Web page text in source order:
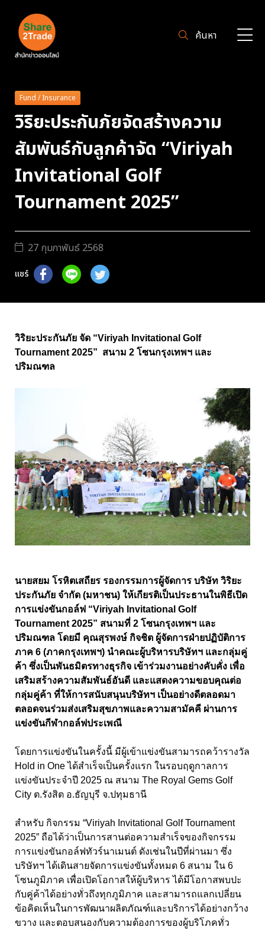
ค้นหา
Fund / Insurance
วิริยะประกันภัยจัดสร้างความ
สัมพันธ์กับลูกค้าจัด “Viriyah
Invitational Golf
Tournament 2025”
27 กุมภาพันธ์ 2568
แชร์
วิริยะประกันภัย จัด “Viriyah Invitational Golf
Tournament 2025” สนาม 2 โซนกรุงเทพฯ และ
ปริมณฑล
นายสยม โรหิตเสถียร รองกรรมการผู้จัดการ บริษัท วิริยะ
ประกันภัย จำกัด (มหาชน) ให้เกียรติเป็นประธานในพิธีเปิด
การแข่งขันกอล์ฟ “Viriyah Invitational Golf
Tournament 2025” สนามที่ 2 โซนกรุงเทพฯ และ
ปริมณฑล โดยมี คุณสุรพงษ์ กิจชิต ผู้จัดการฝ่ายปฏิบัติการ
ภาค 6 (ภาคกรุงเทพฯ) นำคณะผู้บริหารบริษัทฯ และกลุ่มคู่
ค้า ซึ่งเป็นพันธมิตรทางธุรกิจ เข้าร่วมงานอย่างคับคั่ง เพื่อ
เสริมสร้างความสัมพันธ์อันดี และแสดงความขอบคุณต่อ
กลุ่มคู่ค้า ที่ให้การสนับสนุนบริษัทฯ เป็นอย่างดีตลอดมา
ตลอดจนร่วมส่งเสริมสุขภาพและความสามัคคี ผ่านการ
แข่งขันกีฬากอล์ฟประเพณี
โดยการแข่งขันในครั้งนี้ มีผู้เข้าแข่งขันสามารถคว้ารางวัล
Hold in One ได้สำเร็จเป็นครั้งแรก ในรอบฤดูกาลการ
แข่งขันประจำปี 2025 ณ สนาม The Royal Gems Golf
City ต.รังสิต อ.ธัญบุรี จ.ปทุมธานี
สำหรับ กิจกรรม “Viriyah Invitational Golf Tournament
2025” ถือได้ว่าเป็นการสานต่อความสำเร็จของกิจกรรม
การแข่งขันกอล์ฟทัวร์นาเมนต์ ดังเช่นในปีที่ผ่านมา ซึ่ง
บริษัทฯ ได้เดินสายจัดการแข่งขันทั้งหมด 6 สนาม ใน 6
โซนภูมิภาค เพื่อเปิดโอกาสให้ผู้บริหาร ได้มีโอกาสพบปะ
กับคู่ค้าได้อย่างทั่วถึงทุกภูมิภาค และสามารถแลกเปลี่ยน
ข้อคิดเห็นในการพัฒนาผลิตภัณฑ์และบริการได้อย่างกว้าง
ขวาง และตอบสนองกับความต้องการของผู้บริโภคทั่ว